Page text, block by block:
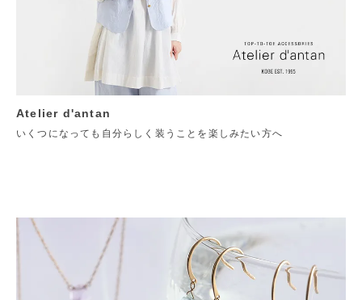
Atelier d'antan
いくつになっても自分らしく装うことを楽しみたい方へ